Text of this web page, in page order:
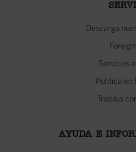
Descarga
Servicios
Publica en
Trabaja
AYUDA E